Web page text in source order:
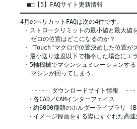
  ■□【5】FAQサイト更新情報
4月のベリカットFAQは次の4件です。
・ストロークリミットの最小値と最大値
   ゼロの位置はどこになるのか？
・"Touch"マクロで位置決めした位置がズ
・最小送り速度以下で指令した場合にエ
・5軸機械でマシンシュミレーションする
   マシンが回ってしまう。
----- ダウンロードサイト情報
  ・各CAD／CAMインターフェイス
・約6000種類のホルダーライブラリ
・イメージ録画をする際にすぐれた高